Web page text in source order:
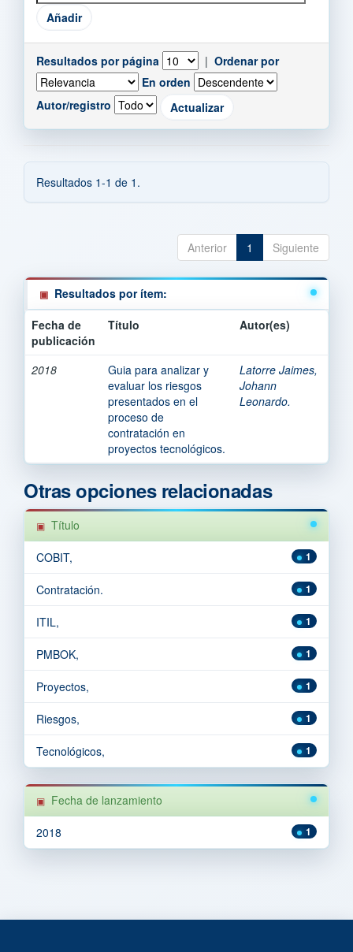
Resultados por página | Ordenar por
En orden
Autor/registro
Resultados 1-1 de 1.
Anterior 1 Siguiente
Resultados por ítem:
Fecha de
publicación
Título Autor(es)
2018
Guia para analizar y
evaluar los riesgos
presentados en el
proceso de
contratación en
proyectos tecnológicos.
Latorre Jaimes,
Johann
Leonardo.
Otras opciones relacionadas
Título
1
COBIT,
1
Contratación.
1
ITIL,
1
PMBOK,
1
Proyectos,
1
Riesgos,
1
Tecnológicos,
Fecha de lanzamiento
1
2018